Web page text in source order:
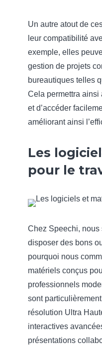
Un autre atout de
leur compatibilité
exemple, elles
gestion de projets
bureautiques telles
Cela permettra ainsi
et d’accéder
améliorant ainsi
Les
pour le
Chez Speechi, nous
disposer des bons
pourquoi nous
matériels conçus
professionnels
sont
résolution Ultra
interactives
présentations